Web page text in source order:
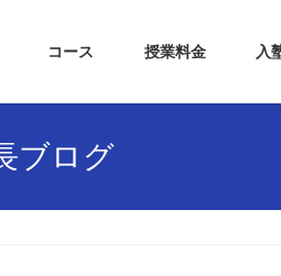
コース 授業料金 入
ブログ